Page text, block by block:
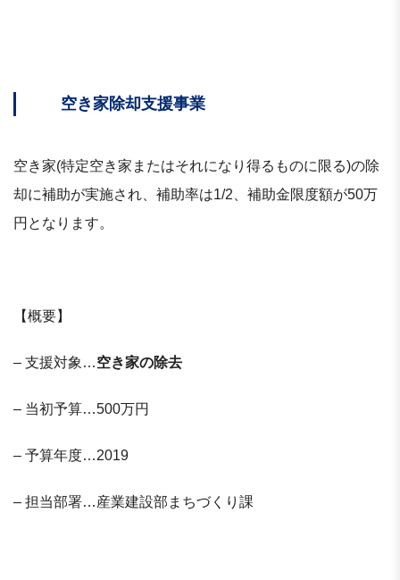
空き家除却支援事業
空き家(特定空き家またはそれになり得るものに限る)の除
却に補助が実施され、補助率は1/2、補助金限度額が50万
円となります。
【概要】
– 支援対象…空き家の除去
– 当初予算…500万円
– 予算年度…2019
– 担当部署…産業建設部まちづくり課